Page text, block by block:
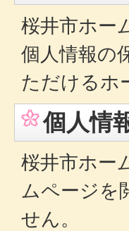
桜井市ホー
個人情報の
ただけるホ
個人情
桜井市ホー
ムページを
せん。